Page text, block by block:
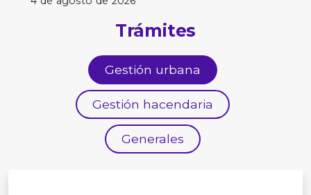
Trámites
Gestión urbana
Gestión hacendaria
Generales